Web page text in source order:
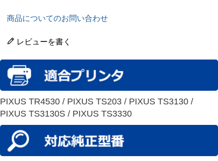
商品についてのお問い合わせ
レビューを書く
PIXUS TR4530 / PIXUS TS203 / PIXUS TS3130 /
PIXUS TS3130S / PIXUS TS3330